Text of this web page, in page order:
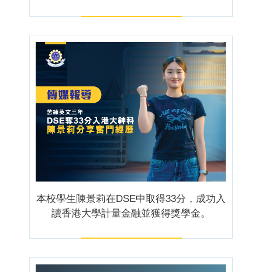
本校學生陳景莉在DSE中取得33分，成功入
讀香港大學計量金融並獲得獎學金。